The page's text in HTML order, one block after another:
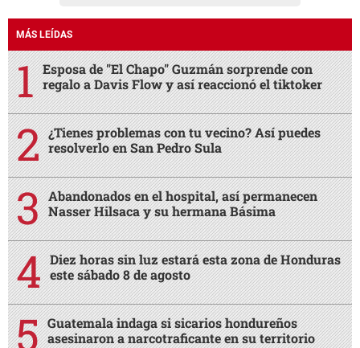
MÁS LEÍDAS
Esposa de "El Chapo" Guzmán sorprende con
regalo a Davis Flow y así reaccionó el tiktoker
¿Tienes problemas con tu vecino? Así puedes
resolverlo en San Pedro Sula
Abandonados en el hospital, así permanecen
Nasser Hilsaca y su hermana Básima
Diez horas sin luz estará esta zona de Honduras
este sábado 8 de agosto
Guatemala indaga si sicarios hondureños
asesinaron a narcotraficante en su territorio